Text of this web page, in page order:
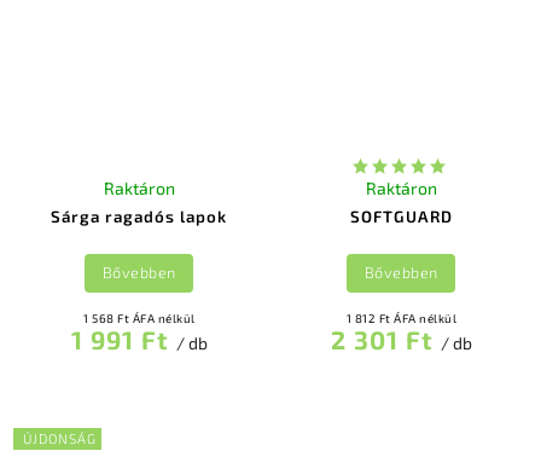
Sárga ragadós lapok
Raktáron
1 568 Ft ÁFA nélkül
1 991 Ft / db
Bővebben
SOFTGUARD
Raktáron
1 812 Ft ÁFA nélkül
2 301 Ft / db
Bővebben
ÚJDONSÁG